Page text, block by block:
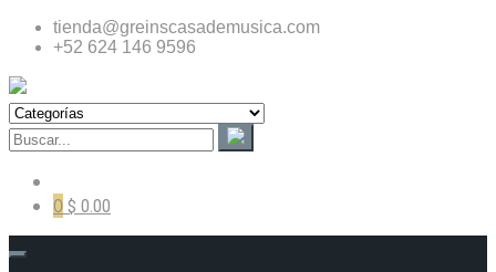
tienda@greinscasademusica.com
+52 624 146 9596
0 $ 0.00